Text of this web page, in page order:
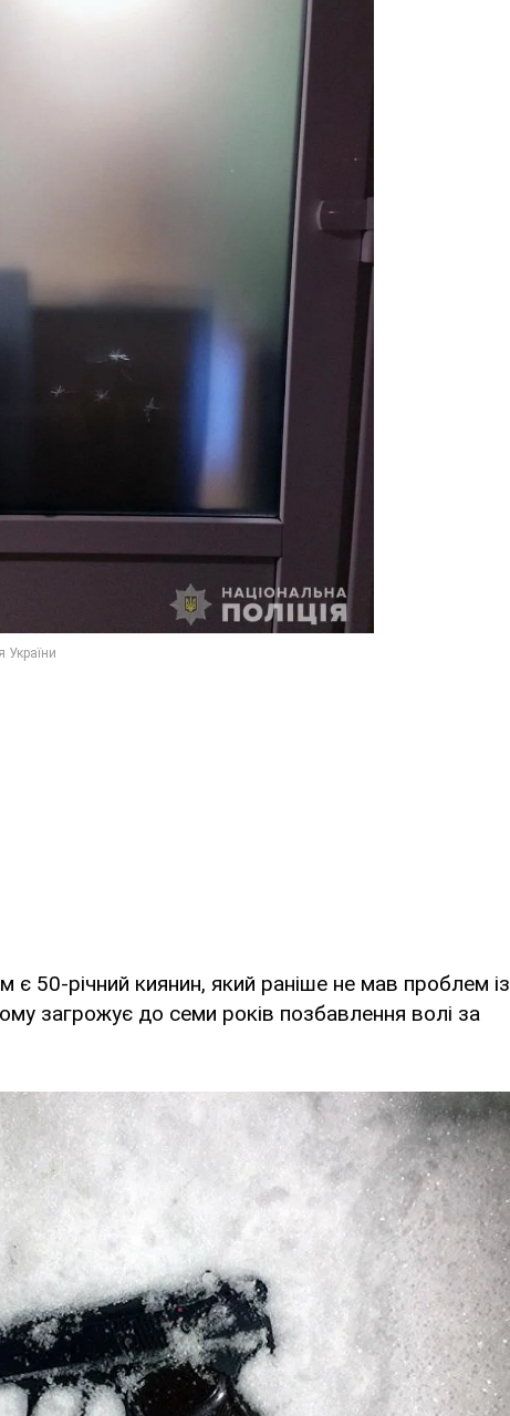
50-річний киянин, який раніше не мав проблем із
загрожує до семи років позбавлення волі за